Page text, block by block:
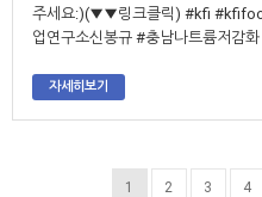
주세요:)(▼▼링크클릭) #kfi
업연구소신봉규 #충남나트륨저감
자세히보기
1 2 3 4